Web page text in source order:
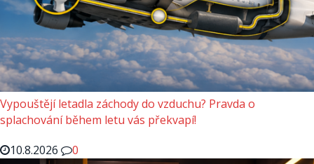
Vypouštějí letadla záchody do vzduchu? Pravda o
splachování během letu vás překvapí!
10.8.2026
0